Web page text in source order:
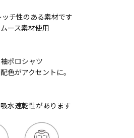
チ性のある素材です
ース素材使用
ポロシャツ
色がアクセントに。
水速乾性があります